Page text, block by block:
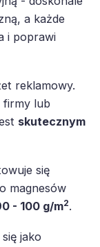
a każde
i poprawi
reklamowy.
firmy lub
skutecznym
się
magnesów
- 100 g/m2.
jako